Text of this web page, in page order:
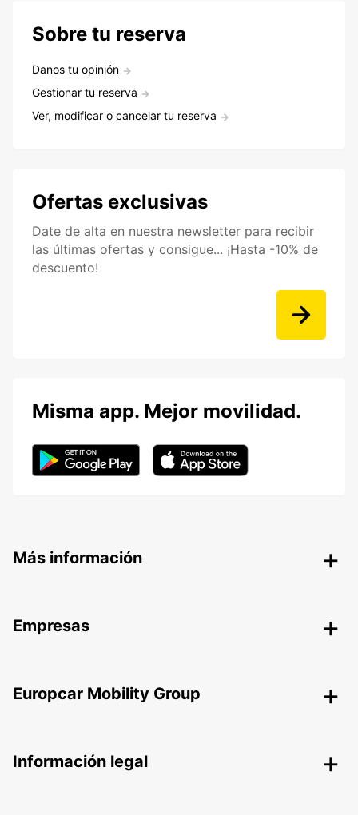
Sobre tu reserva
Danos tu opinión
Gestionar tu reserva
Ver, modificar o cancelar tu reserva
Ofertas exclusivas
Date de alta en nuestra newsletter para recibir
las últimas ofertas y consigue... ¡Hasta -10% de
descuento!
Misma app. Mejor movilidad.
Más información
Empresas
Europcar Mobility Group
Información legal